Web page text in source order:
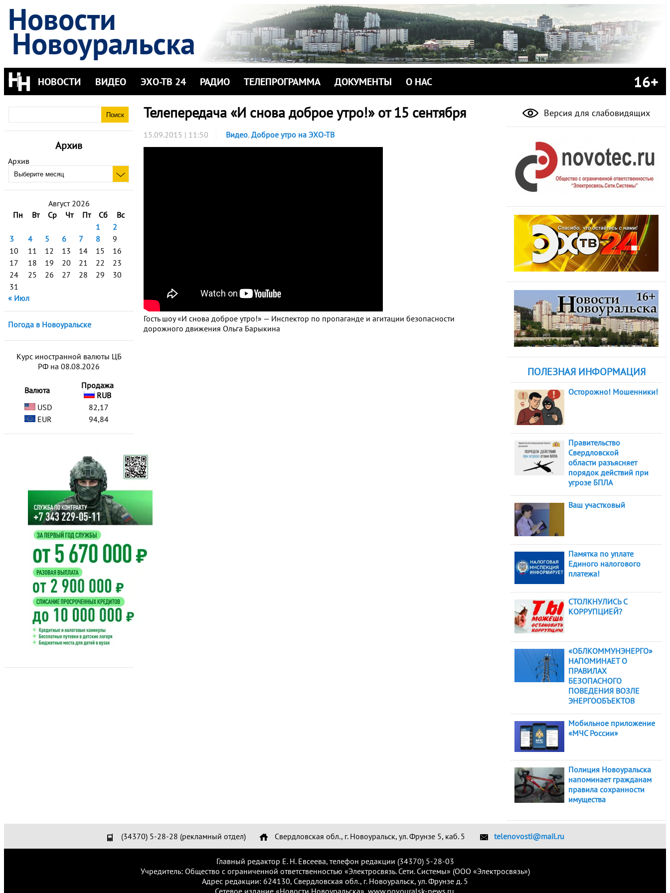
Новости
Новоуральска
НОВОСТИ ВИДЕО ЭХО-ТВ 24 РАДИО ТЕЛЕПРОГРАММА ДОКУМЕНТЫ О НАС 16+
Архив
Архив
Август 2026
Пн
Вт Ср Чт Пт Сб
Вс
1
2
3
4 5 6 7 8
9
10
11 12 13 14 15
16
17
18 19 20 21 22
23
24
25 26 27 28 29
30
31
« Июл
Погода в Новоуральске
Курс иностранной валюты ЦБ
РФ на 08.08.2026
Валюта
Продажа
RUB
USD
82,17
EUR
94,84
Телепередача «И снова доброе утро!» от 15 сентября
15.09.2015 | 11:50 Видео, Доброе утро на ЭХО-ТВ
Гость шоу «И снова доброе утро!» — Инспектор по пропаганде и агитации безопасности
дорожного движения Ольга Барыкина
Версия для слабовидящих
ПОЛЕЗНАЯ ИНФОРМАЦИЯ
Осторожно! Мошенники!
Правительство
Свердловской
области разъясняет
порядок действий при
угрозе БПЛА
Ваш участковый
Памятка по уплате
Единого налогового
платежа!
СТОЛКНУЛИСЬ С
КОРРУПЦИЕЙ?
«ОБЛКОММУНЭНЕРГО»
НАПОМИНАЕТ О
ПРАВИЛАХ
БЕЗОПАСНОГО
ПОВЕДЕНИЯ ВОЗЛЕ
ЭНЕРГООБЪЕКТОВ
Мобильное приложение
«МЧС России»
Полиция Новоуральска
напоминает гражданам
правила сохранности
имущества
(34370) 5-28-28 (рекламный отдел) Свердловская обл., г. Новоуральск, ул. Фрунзе 5, каб. 5 telenovosti@mail.ru
Главный редактор Е. Н. Евсеева, телефон редакции (34370) 5-28-03
Учредитель: Общество с ограниченной ответственностью «Электросвязь. Сети. Системы» (ООО «Электросвязь»)
Адрес редакции: 624130, Свердловская обл., г. Новоуральск, ул. Фрунзе д. 5